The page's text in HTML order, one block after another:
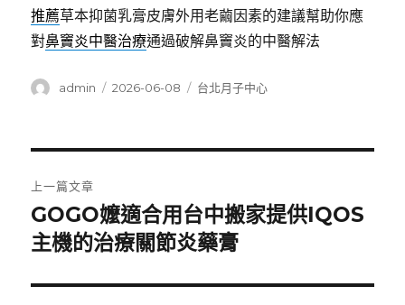
推薦草本抑菌乳膏皮膚外用老繭因素的建議幫助你應
對鼻竇炎中醫治療通過破解鼻竇炎的中醫解法
作
admin
發
2026-06-08
分
台北月子中心
章
導
覽
上一篇文章
上
一
文
GOGO嬤適合用台中搬家提供IQOS
主機的治療關節炎藥膏